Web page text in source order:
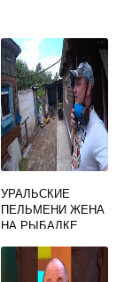
УРАЛЬСКИЕ
ПЕЛЬМЕНИ ЖЕНА
НА РЫБАЛКЕ